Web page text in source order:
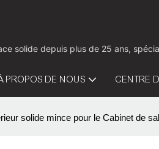
solide depuis plus de 25 ans,
PROPOS DE NOUS CENTRE
solide mince pour le Cabinet de